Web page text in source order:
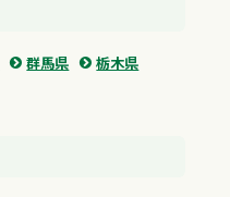
群馬県
栃木県